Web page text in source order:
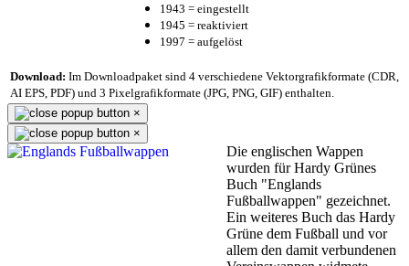
1943 = eingestellt
1945 = reaktiviert
1997 = aufgelöst
Download: Im Downloadpaket sind 4 verschiedene Vektorgrafikformate (CDR,
AI EPS, PDF) und 3 Pixelgrafikformate (JPG, PNG, GIF) enthalten.
×
×
Die englischen Wappen
wurden für Hardy Grünes
Buch "Englands
Fußballwappen" gezeichnet.
Ein weiteres Buch das Hardy
Grüne dem Fußball und vor
allem den damit verbundenen